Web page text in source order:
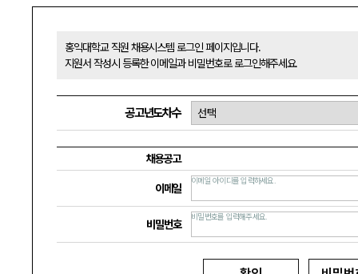
홍익대학교 직원 채용시스템 로그인 페이지입니다.
지원서 작성시 등록한 이메일과 비밀번호로 로그인해주세요.
공고년도차수
채용공고
이메일
이메일 아이디를 입력하세요.
비밀번호
비밀번호를 입력해주세요.